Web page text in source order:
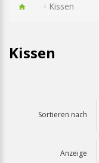
Kissen
Kissen
Sortieren nach
Anzeige